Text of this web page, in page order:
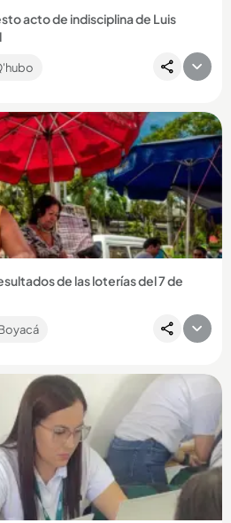
acto de indisciplina de Luis
que habían surgido alrededor del
Noticia
de las loterías del 7 de
no jugaron por ser día festivo,
sortearon una buena
Noticia